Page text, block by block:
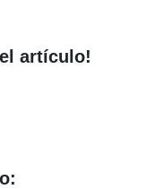
artículo!